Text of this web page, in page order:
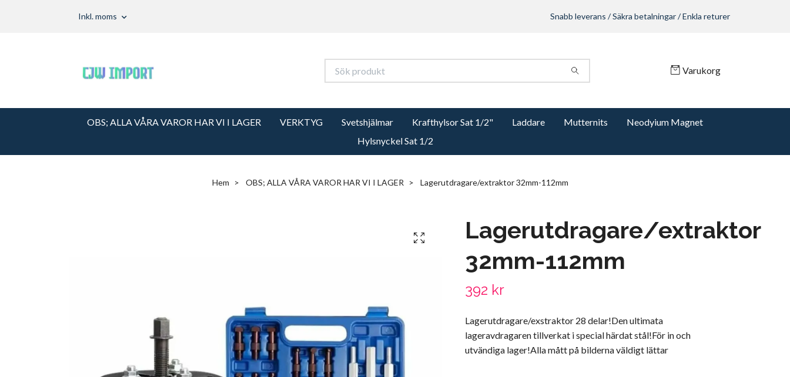
Inkl. moms Snabb leverans / Säkra betalningar / Enkla returer
Varukorg
OBS; ALLA VÅRA VAROR HAR VI I LAGER VERKTYG Svetshjälmar Krafthylsor Sat 1/2" Laddare Mutternits
Neodyium Magnet
Hylsnyckel Sat 1/2
Hem OBS; ALLA VÅRA VAROR HAR VI I LAGER Lagerutdragare/extraktor 32mm-112mm
Lagerutdragare/extraktor
32mm-112mm
392 kr
Lagerutdragare/exstraktor 28 delar!Den ultimata
lageravdragaren tillverkat i special härdat stål!För in och
utvändiga lager!Alla mått på bilderna väldigt lättar